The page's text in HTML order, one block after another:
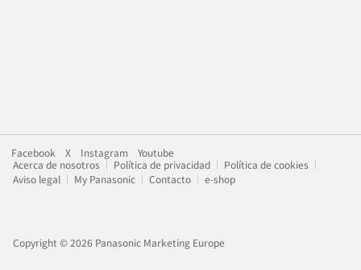
Facebook X Instagram
Youtube
Acerca de nosotros
Política de privacidad
Política de cookies
Aviso legal
My Panasonic Contacto e-shop
Copyright © 2026 Panasonic Marketing Europe